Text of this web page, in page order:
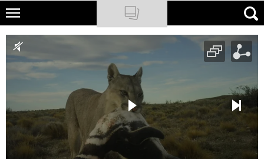
Skip
main
content
NATIONAL GEOGRAPHIC
TRAVELER
PODCASTY
Sklep
Newsletter